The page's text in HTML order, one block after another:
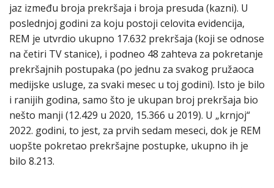
jaz između broja prekršaja i broja presuda (kazni). U
poslednjoj godini za koju postoji celovita evidencija,
REM je utvrdio ukupno 17.632 prekršaja (koji se odnose
na četiri TV stanice), i podneo 48 zahteva za pokretanje
prekršajnih postupaka (po jednu za svakog pružaoca
medijske usluge, za svaki mesec u toj godini). Isto je bilo
i ranijih godina, samo što je ukupan broj prekršaja bio
nešto manji (12.429 u 2020, 15.366 u 2019). U „krnjoj“
2022. godini, to jest, za prvih sedam meseci, dok je REM
uopšte pokretao prekršajne postupke, ukupno ih je
bilo 8.213.